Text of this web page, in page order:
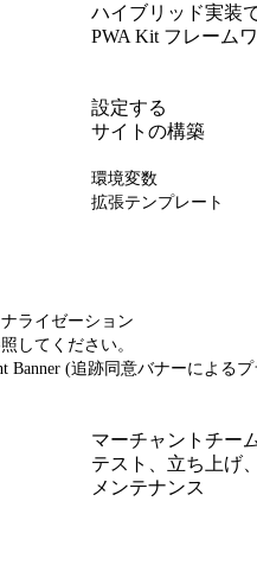
ハイブリッド実装
PWA Kit フレーム
設定する
サイトの構築
環境変数
拡張テンプレート
ライゼーション
してください。
Banner (追跡同意バナーによ
マーチャントチー
テスト、立ち上げ
メンテナンス